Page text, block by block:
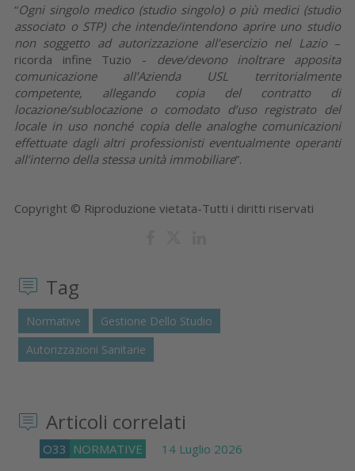
“Ogni singolo medico (studio singolo) o più medici (studio
associato o STP) che intende/intendono aprire uno studio
non soggetto ad autorizzazione all’esercizio nel Lazio–
ricorda infine Tuzio - deve/devono inoltrare apposita
comunicazione all’Azienda USL territorialmente
competente, allegando copia del contratto di
locazione/sublocazione o comodato d’uso registrato del
locale in uso nonché copia delle analoghe comunicazioni
effettuate dagli altri professionisti eventualmente operanti
all’interno della stessa unità immobiliare”.
Copyright © Riproduzione vietata-Tutti i diritti riservati
Tag
Normative
Gestione Dello Studio
Autorizzazioni Sanitarie
Articoli correlati
O33 NORMATIVE 14 Luglio 2026